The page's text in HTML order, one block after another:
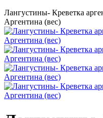
Лангустины- Креветка
Аргентина (вес)